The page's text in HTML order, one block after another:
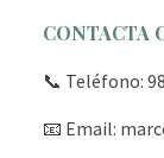
CONTACTA
📞 Teléfono:
📧 Email: